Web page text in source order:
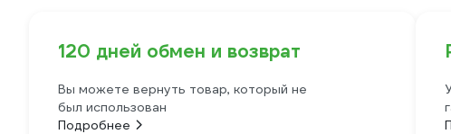
120 дней обмен и возврат
Вы можете вернуть товар, который не
был использован
Подробнее